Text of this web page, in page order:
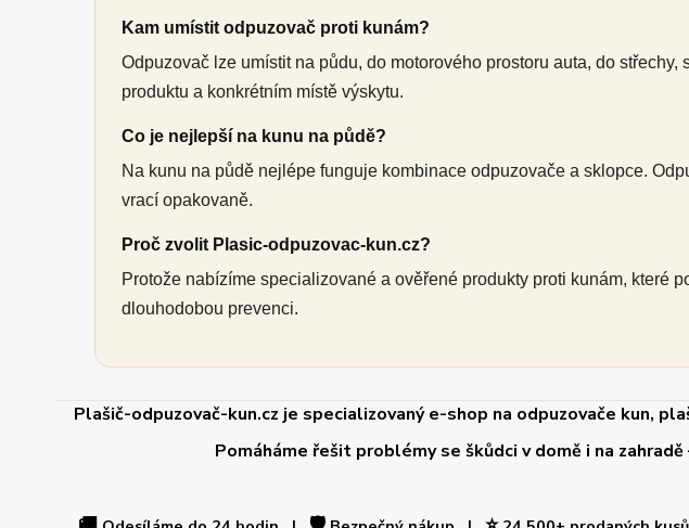
Kam umístit odpuzovač proti kunám?
Odpuzovač lze umístit na půdu, do motorového prostoru auta, do
produktu a konkrétním místě výskytu.
Co je nejlepší na kunu na půdě?
Na kunu na půdě nejlépe funguje kombinace odpuzovače a sklopce.
vrací opakovaně.
Proč zvolit Plasic-odpuzovac-kun.cz?
Protože nabízíme specializované a ověřené produkty proti kunám, které
dlouhodobou prevenci.
Plašič-odpuzovač-kun.cz je specializovaný e-shop na odpuzovače kun,
Pomáháme řešit problémy se škůdci v domě i na